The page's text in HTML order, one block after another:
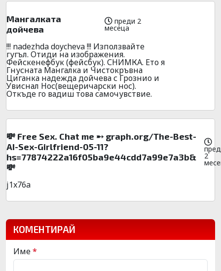
Мангалката
дойчева
преди 2
месеца
!!! nadezhda doycheva !!! Използвайте
гугъл. Отиди на изображения.
Фейскенефбук (фейсбук). СНИМКА. Ето я
Гнусната Мангалка и Чистокръвна
Циганка надежда дойчева с Грознио и
Увиснал Нос(вещеричарски нос).
Откъде го вадиш това самочувствие.
💸 Free Sex. Chat me ➸ graph.org/The-Best-
AI-Sex-Girlfriend-05-11?
hs=77874222a16f05ba9e44cdd7a99e7a3b&
💸
2
j1x76a
КОМЕНТИРАЙ
Име*